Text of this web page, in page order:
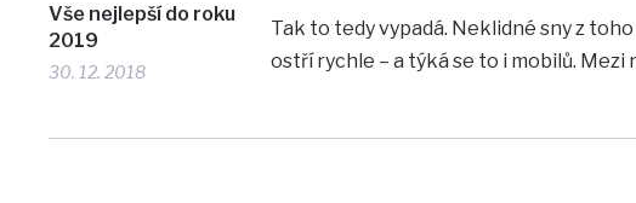
Vše nejlepší do roku
2019
30. 12. 2018
Tak to tedy vypadá. Neklidné sny z
ostří rychle – a týká se to i mobilů. Mezi